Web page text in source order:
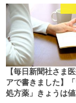
【毎日新聞社さま
アで書きました】
処方薬」きょうは